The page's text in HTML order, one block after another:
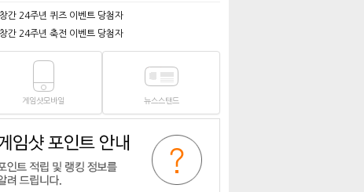
창간 24주년 퀴즈 이벤트 당첨자
창간 24주년 축전 이벤트 당첨자
게임샷모바일 뉴스스탠드